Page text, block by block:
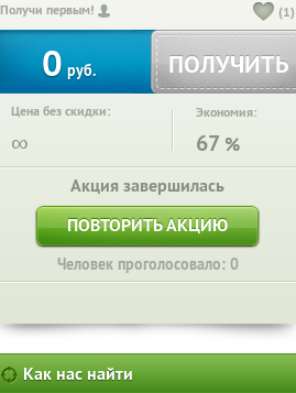
Получи первым! (1)
0 руб. ПОЛУЧИТЬ
Цена без скидки:
∞
Экономия:
67 %
Акция завершилась
ПОВТОРИТЬ АКЦИЮ
Человек проголосовало: 0
Как нас найти